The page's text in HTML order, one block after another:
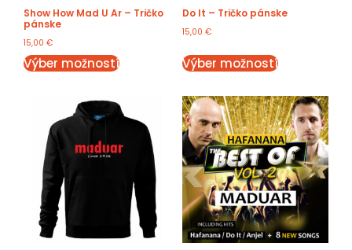
Show How Mad U Ar – Tričko
pánske
15,00 €
Výber možností
Do It – Tričko pánske
15,00 €
Výber možností